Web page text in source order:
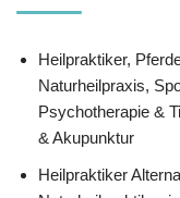
Heilpraktiker,
Naturheilpraxis,
‎Psychotherapie &
& Akupunktur
Heilpraktiker